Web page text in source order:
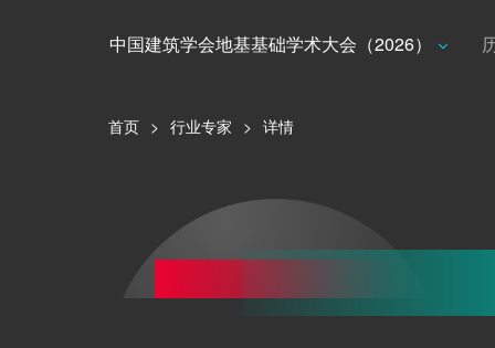
中国建筑学会地基基础学术大会（2026）
首页 > 行业专家 > 详情